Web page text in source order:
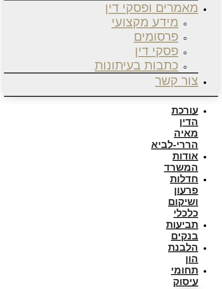
מאמרים ופסקי דין
מידע מקצועי
פרסומים
פסקי דין
כתבות בעיתונות
צור קשר
עורכת
הדין
מאיה
הררי-לביא
אודות
המשרד
חדלות
פרעון
ושיקום
כלכלי
תביעות
בנקים
הלבנת
הון
תחומי
עיסוק